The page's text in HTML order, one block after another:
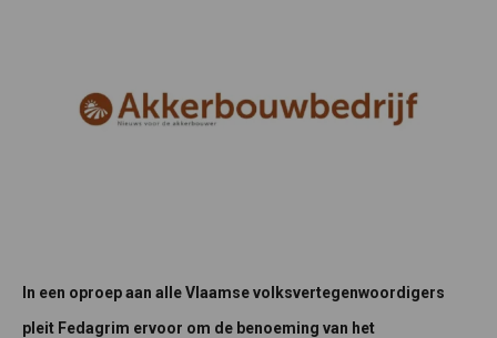
In een oproep aan alle Vlaamse volksvertegenwoordigers
pleit Fedagrim ervoor om de benoeming van het